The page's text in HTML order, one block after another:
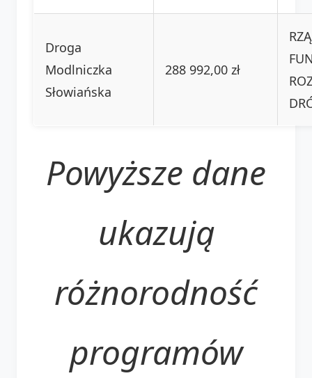
Droga
Modlniczka
Słowiańska
288 992,00 zł
Powyższe dane
ukazują
różnorodność
programów